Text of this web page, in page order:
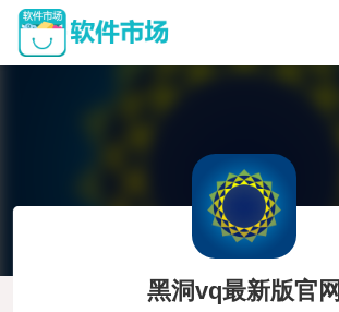
黑洞vq最新版官网